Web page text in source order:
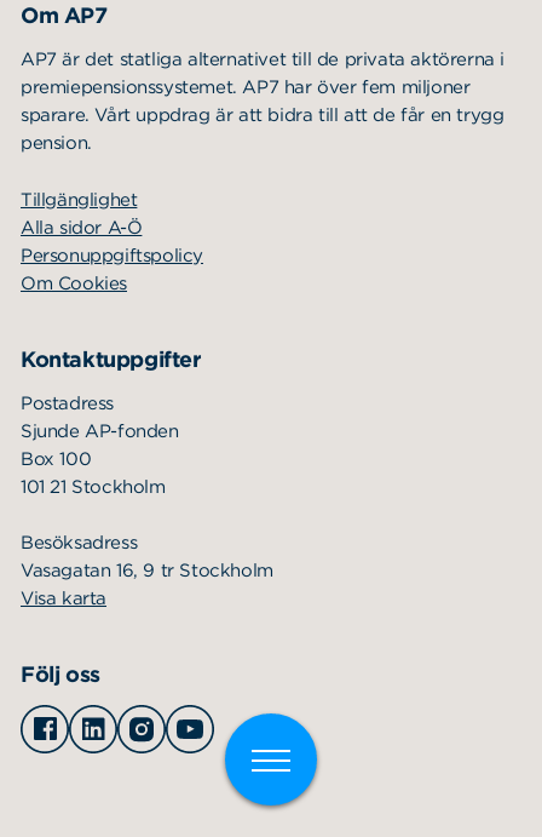
Om AP7
AP7 är det statliga alternativet till de privata aktörerna i
premiepensionssystemet. AP7 har över fem miljoner
sparare. Vårt uppdrag är att bidra till att de får en trygg
pension.
Tillgänglighet
Alla sidor A-Ö
Personuppgiftspolicy
Om Cookies
Kontaktuppgifter
Postadress
Sjunde AP-fonden
Box 100
101 21 Stockholm
Besöksadress
Vasagatan 16, 9 tr Stockholm
Visa karta
Följ oss
Facebook
LinkedinInstagramYoutube